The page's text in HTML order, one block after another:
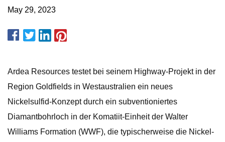
May 29, 2023
Ardea Resources testet bei seinem Highway-Projekt in der
Region Goldfields in Westaustralien ein neues
Nickelsulfid-Konzept durch ein subventioniertes
Diamantbohrloch in der Komatiit-Einheit der Walter
Williams Formation (WWF), die typischerweise die Nickel-